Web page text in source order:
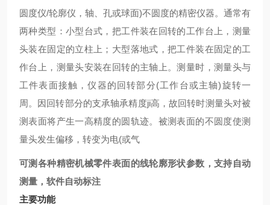
圆度仪/轮廓仪，轴、孔或球面)不圆度的精密仪器。通常有
两种类型：小型台式，把工件装在回转的工作台上，测量
头装在固定的立柱上；大型落地式，把工件装在固定的工
作台上，测量头安装在回转的主轴上。测量时，测量头与
工件表面接触，仪器的回转部分(工作台或主轴)旋转一
周。因回转部分的支承轴承精度ji高，故回转时测量头对被
测表面将产生一高精度的圆轨迹。被测表面的不圆度使测
量头发生偏移，转变为电(或气
可测各种精密机械零件表面的线轮廓形状参数，支持自动
测量，软件自动标注
主要功能